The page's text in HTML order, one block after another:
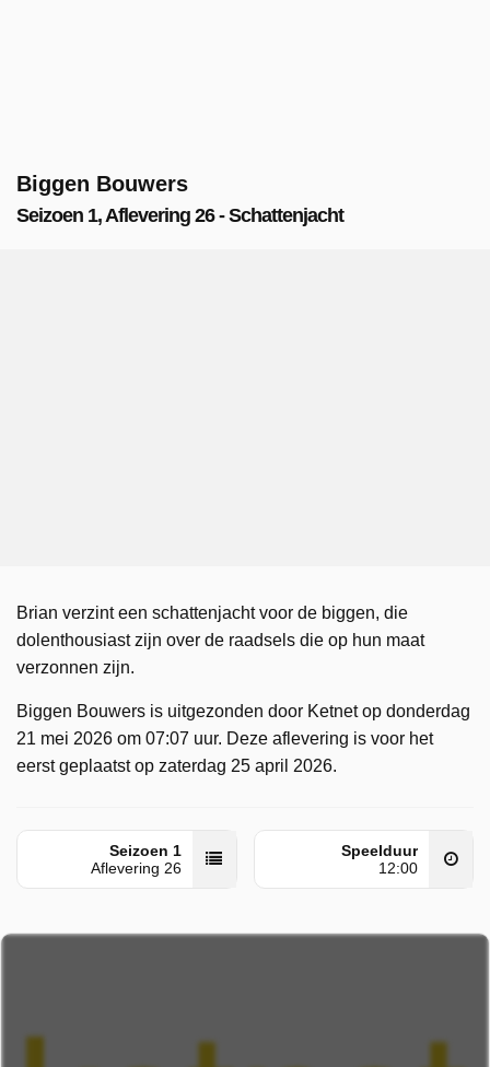
Biggen Bouwers
Seizoen 1, Aflevering 26 - Schattenjacht
Brian verzint een schattenjacht voor de biggen, die
dolenthousiast zijn over de raadsels die op hun maat
verzonnen zijn.
Biggen Bouwers is uitgezonden door Ketnet op donderdag
21 mei 2026 om 07:07 uur. Deze aflevering is voor het
eerst geplaatst op zaterdag 25 april 2026.
Seizoen 1
Aflevering 26
Speelduur
12:00